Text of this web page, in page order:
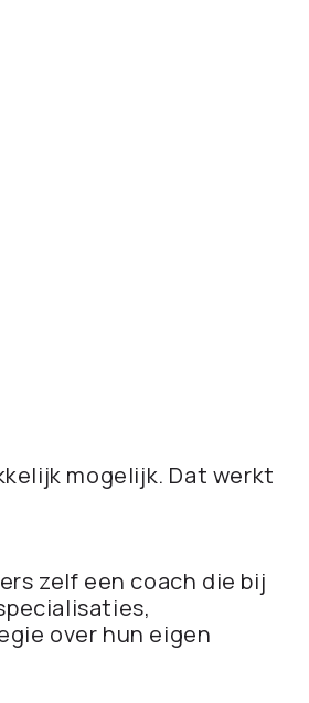
mogelijk. Dat werkt
zelf een coach die bij
over hun eigen